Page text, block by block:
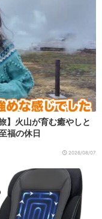
】火山が育む癒やしと
福の休日
2026/08/07